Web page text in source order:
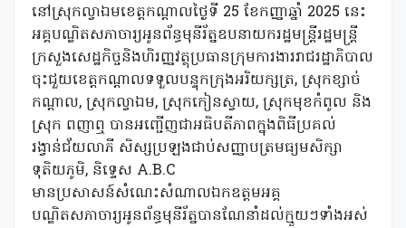
នៅស្រុកល្វាឯមខេត្តកណ្ដាលថ្ងៃទី 25 ខែកញ្ញាឆ្នាំ 2025 នេះ
អគ្គបណ្ឌិតសភាចារ្យអូនព័ន្ធមុនីរ័ត្នឧបនាយករដ្ឋមន្ត្រីរដ្ឋមន្ត្រី
ក្រសួងសេដ្ឋកិច្ចនិងហិរញ្ញវត្ថុប្រធានក្រុមការងាររាជរដ្ឋាភិបាល
ចុះជួយខេត្តកណ្ដាលទទួលបន្ទុកក្រុងអរិយក្សត្រ, ស្រុកខ្សាច់
កណ្តាល, ស្រុកល្វាឯម, ស្រុកកៀនស្វាយ, ស្រុកមុខកំពូល និង
ស្រុក ពញាឮ បានអញ្ជើញជាអធិបតីភាពក្នុងពិធីប្រគល់
រង្វាន់ជ័យលាភី សិស្សប្រឡងជាប់សញ្ញាបត្រមធ្យមសិក្សា
ទុតិយភូមិ, និទ្ទេស A.B.C
មានប្រសាសន៍សំណេះសំណាលឯកឧត្តមអគ្គ
បណ្ឌិតសភាចារ្យអូនព័ន្ធមុនីរ័ត្នបានណែនាំដល់ក្មួយៗទាំងអស់